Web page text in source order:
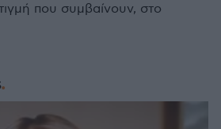
που συμβαίνουν, στο